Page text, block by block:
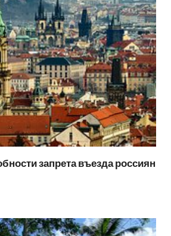
запрета въезда россиян